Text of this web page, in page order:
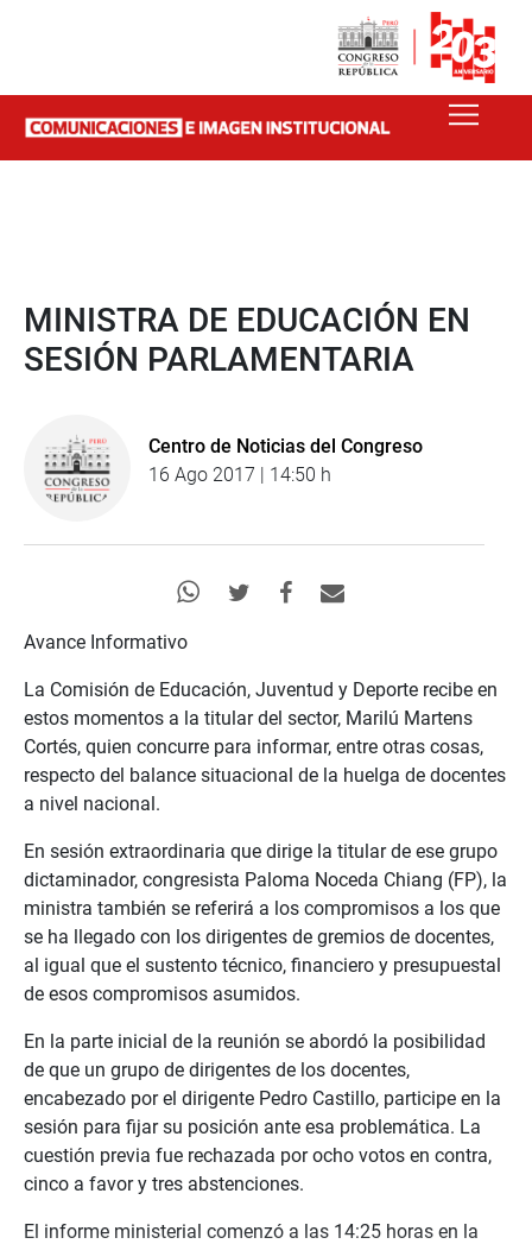
MINISTRA DE EDUCACIÓN EN
SESIÓN PARLAMENTARIA
Centro de Noticias del Congreso
16 Ago 2017 | 14:50 h
Avance Informativo
La Comisión de Educación, Juventud y Deporte recibe en
estos momentos a la titular del sector, Marilú Martens
Cortés, quien concurre para informar, entre otras cosas,
respecto del balance situacional de la huelga de docentes
a nivel nacional.
En sesión extraordinaria que dirige la titular de ese grupo
dictaminador, congresista Paloma Noceda Chiang (FP), la
ministra también se referirá a los compromisos a los que
se ha llegado con los dirigentes de gremios de docentes,
al igual que el sustento técnico, financiero y presupuestal
de esos compromisos asumidos.
En la parte inicial de la reunión se abordó la posibilidad
de que un grupo de dirigentes de los docentes,
encabezado por el dirigente Pedro Castillo, participe en la
sesión para fijar su posición ante esa problemática. La
cuestión previa fue rechazada por ocho votos en contra,
cinco a favor y tres abstenciones.
El informe ministerial comenzó a las 14:25 horas en la